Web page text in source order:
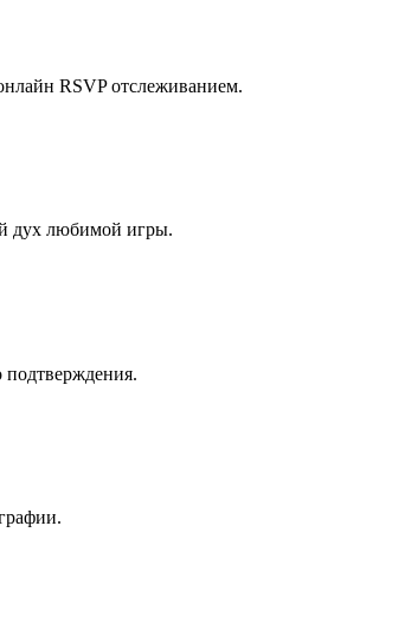
RSVP отслеживанием.
дух любимой игры.